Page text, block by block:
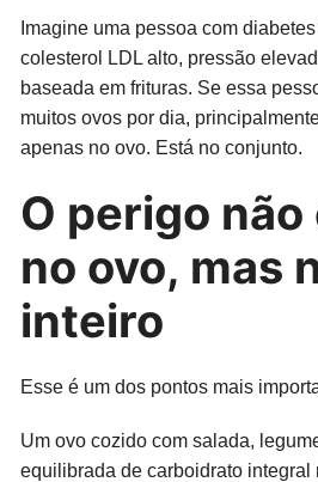
Imagine uma pessoa com
colesterol LDL alto, pressão
baseada em frituras. Se essa
muitos ovos por dia,
apenas no ovo. Está no conjunto.
O perigo não
no ovo, mas
inteiro
Esse é um dos pontos mais
Um ovo cozido com salada,
equilibrada de carboidrato integral